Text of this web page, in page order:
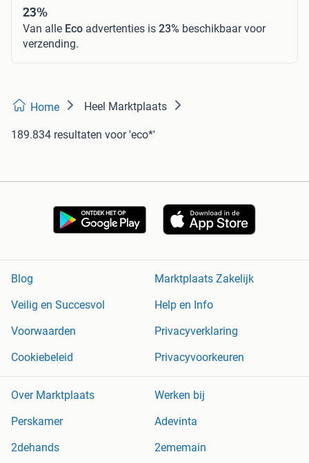
23%
Van alle Eco advertenties is 23% beschikbaar voor
verzending.
Home Heel Marktplaats
189.834 resultaten voor 'eco*'
Blog
Marktplaats Zakelijk
Veilig en Succesvol
Help en Info
Voorwaarden
Privacyverklaring
Cookiebeleid
Privacyvoorkeuren
Over Marktplaats
Werken bij
Perskamer
Adevinta
2dehands
2ememain